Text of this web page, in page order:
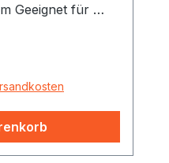
Geeignet für